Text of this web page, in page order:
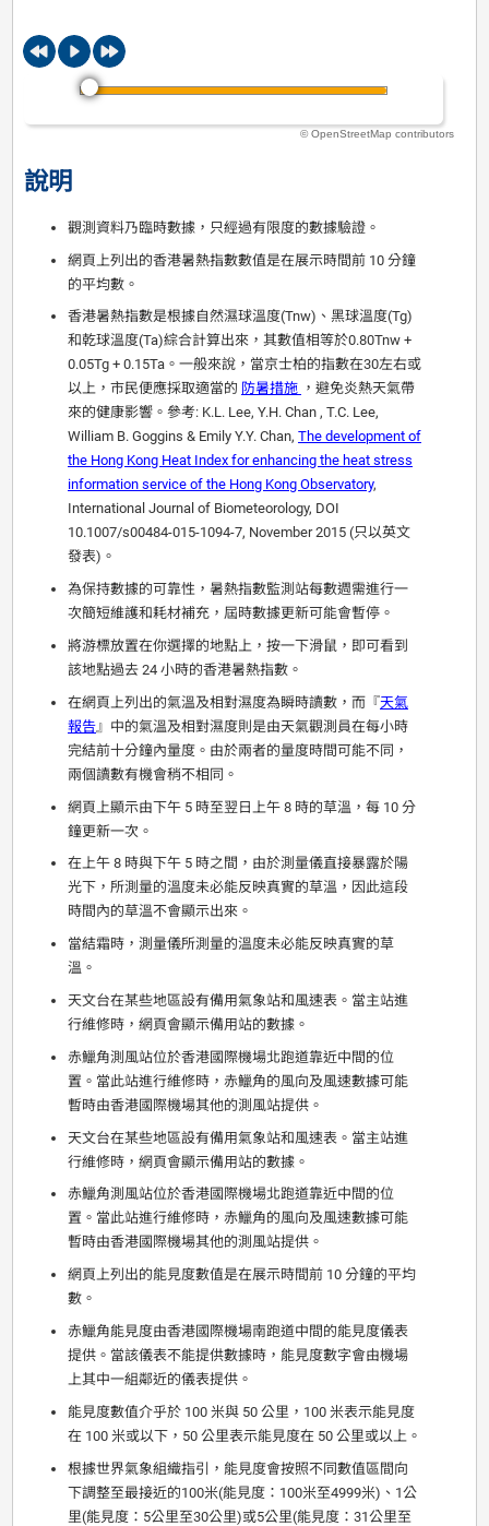
© OpenStreetMap contributors
說明
觀測資料乃臨時數據，只經過有限度的數據驗證。
網頁上列出的香港暑熱指數數值是在展示時間前 10 分鐘
的平均數。
香港暑熱指數是根據自然濕球溫度(Tnw)、黑球溫度(Tg)
和乾球溫度(Ta)綜合計算出來，其數值相等於0.80Tnw +
0.05Tg + 0.15Ta。一般來說，當京士柏的指數在30左右或
以上，市民便應採取適當的 防暑措施 ，避免炎熱天氣帶
來的健康影響。參考: K.L. Lee, Y.H. Chan , T.C. Lee,
William B. Goggins & Emily Y.Y. Chan, The development of
the Hong Kong Heat Index for enhancing the heat stress
information service of the Hong Kong Observatory,
International Journal of Biometeorology, DOI
10.1007/s00484-015-1094-7, November 2015 (只以英文
發表)。
為保持數據的可靠性，暑熱指數監測站每數週需進行一
次簡短維護和耗材補充，屆時數據更新可能會暫停。
將游標放置在你選擇的地點上，按一下滑鼠，即可看到
該地點過去 24 小時的香港暑熱指數。
在網頁上列出的氣溫及相對濕度為瞬時讀數，而『天氣
報告 』中的氣溫及相對濕度則是由天氣觀測員在每小時
完結前十分鐘內量度。由於兩者的量度時間可能不同，
兩個讀數有機會稍不相同。
網頁上顯示由下午 5 時至翌日上午 8 時的草溫，每 10 分
鐘更新一次。
在上午 8 時與下午 5 時之間，由於測量儀直接暴露於陽
光下，所測量的溫度未必能反映真實的草溫，因此這段
時間內的草溫不會顯示出來。
當結霜時，測量儀所測量的溫度未必能反映真實的草
溫。
天文台在某些地區設有備用氣象站和風速表。當主站進
行維修時，網頁會顯示備用站的數據。
赤鱲角測風站位於香港國際機場北跑道靠近中間的位
置。當此站進行維修時，赤鱲角的風向及風速數據可能
暫時由香港國際機場其他的測風站提供。
天文台在某些地區設有備用氣象站和風速表。當主站進
行維修時，網頁會顯示備用站的數據。
赤鱲角測風站位於香港國際機場北跑道靠近中間的位
置。當此站進行維修時，赤鱲角的風向及風速數據可能
暫時由香港國際機場其他的測風站提供。
網頁上列出的能見度數值是在展示時間前 10 分鐘的平均
數。
赤鱲角能見度由香港國際機場南跑道中間的能見度儀表
提供。當該儀表不能提供數據時，能見度數字會由機場
上其中一組鄰近的儀表提供。
能見度數值介乎於 100 米與 50 公里，100 米表示能見度
在 100 米或以下，50 公里表示能見度在 50 公里或以上。
根據世界氣象組織指引，能見度會按照不同數值區間向
下調整至最接近的100米(能見度：100米至4999米)、1公
里(能見度：5公里至30公里)或5公里(能見度：31公里至